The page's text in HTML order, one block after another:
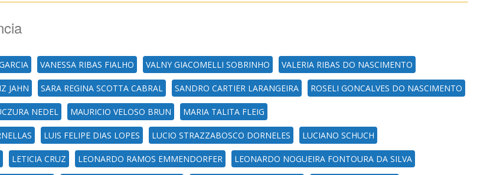
VANESSA RIBAS FIALHO VALNY GIACOMELLI SOBRINHO VALERIA RIBAS DO NASCIMENTO
JAHN SARA REGINA SCOTTA CABRAL SANDRO CARTIER LARANGEIRA ROSELI GONCALVES DO NASCIMENTO
NEDEL MAURICIO VELOSO BRUN MARIA TALITA FLEIG
LUIS FELIPE DIAS LOPES LUCIO STRAZZABOSCO DORNELES LUCIANO SCHUCH
LETICIA CRUZ LEONARDO RAMOS EMMENDORFER LEONARDO NOGUEIRA FONTOURA DA SILVA